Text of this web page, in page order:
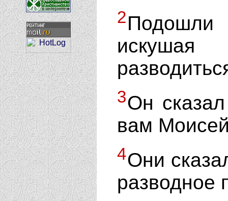
2
искушая
3Он
вам
4Они
разводное